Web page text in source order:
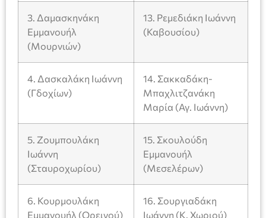
3. Δαμασκηνάκη
Εμμανουήλ
(Μουρνιών)
13. Ρεμεδιάκη Ιωάννη
(Καβουσίου)
4. Δασκαλάκη Ιωάννη
(Γδοχίων)
14. Σακκαδάκη-
Μπαχλιτζανάκη
Μαρία (Αγ. Ιωάννη)
5. Ζουμπουλάκη
Ιωάννη
(Σταυροχωρίου)
15. Σκουλούδη
Εμμανουήλ
(Μεσελέρων)
6. Κουρμουλάκη
Εμμανουήλ (Ορεινού)
16. Σουργιαδάκη
Ιωάννη (Κ. Χωριού)